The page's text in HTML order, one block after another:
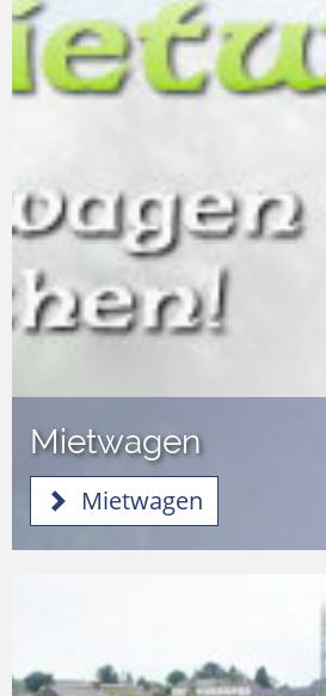
Mietwagen
Mietwagen